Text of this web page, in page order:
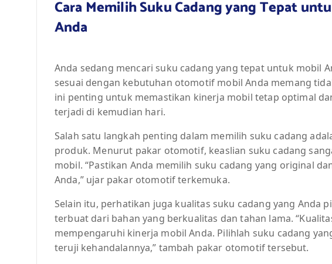
Cara Memilih Suku Cadang yang Tepat
Anda
Anda sedang mencari suku cadang yang tepat untuk mobil
sesuai dengan kebutuhan otomotif mobil Anda memang
ini penting untuk memastikan kinerja mobil tetap optimal
terjadi di kemudian hari.
Salah satu langkah penting dalam memilih suku cadang
produk. Menurut pakar otomotif, keaslian suku cadang
mobil. “Pastikan Anda memilih suku cadang yang original
Anda,” ujar pakar otomotif terkemuka.
Selain itu, perhatikan juga kualitas suku cadang yang Anda
terbuat dari bahan yang berkualitas dan tahan lama.
mempengaruhi kinerja mobil Anda. Pilihlah suku cadang
teruji kehandalannya,” tambah pakar otomotif tersebut.